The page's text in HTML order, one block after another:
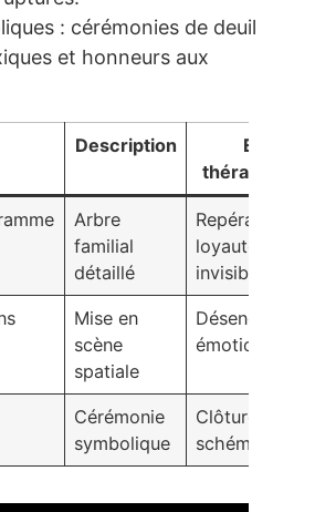
: cérémonies de deuil
et honneurs aux
Description
Effet
Arbre
familial
détaillé
Repérage des
loyautés
invisibles
Mise en
scène
spatiale
émotionnel
Cérémonie
symbolique
Clôture des
schémas